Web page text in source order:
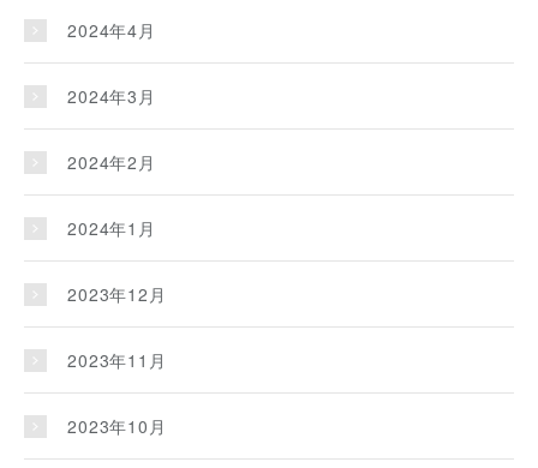
2024年4月
2024年3月
2024年2月
2024年1月
2023年12月
2023年11月
2023年10月